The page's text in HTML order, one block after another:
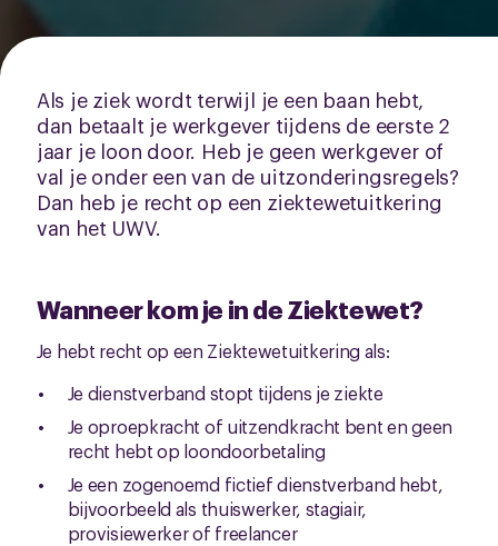
Als je ziek wordt terwijl je een baan hebt,
dan betaalt je werkgever tijdens de eerste 2
jaar je loon door. Heb je geen werkgever of
val je onder een van de uitzonderingsregels?
Dan heb je recht op een ziektewetuitkering
van het UWV.
Wanneer kom je in de Ziektewet?
Je hebt recht op een Ziektewetuitkering als:
Je dienstverband stopt tijdens je ziekte
Je oproepkracht of uitzendkracht bent en geen
recht hebt op loondoorbetaling
Je een zogenoemd fictief dienstverband hebt,
bijvoorbeeld als thuiswerker, stagiair,
provisiewerker of freelancer